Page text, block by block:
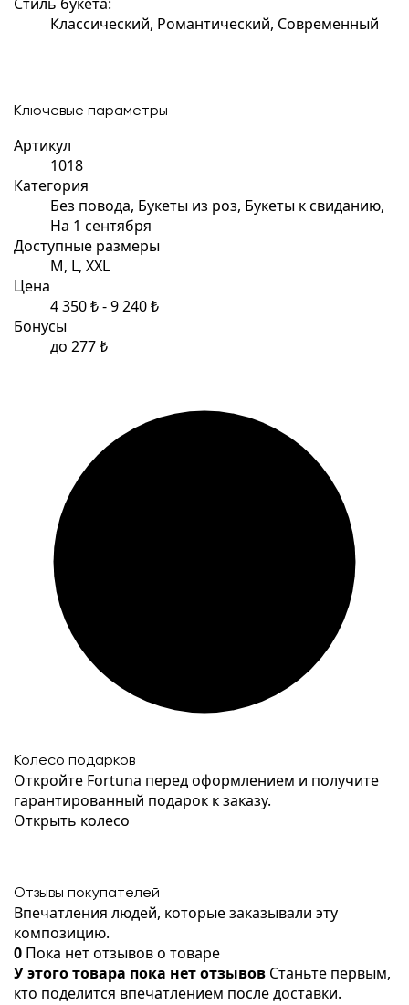
Классический, Романтический, Современный
Ключевые параметры
Артикул
1018
Категория
Без повода, Букеты из роз, Букеты к свиданию,
На 1 сентября
Доступные размеры
M, L, XXL
Цена
4 350 ₺ - 9 240 ₺
Бонусы
до 277 ₺
Колесо подарков
Откройте Fortuna перед оформлением и получите
гарантированный подарок к заказу.
Открыть колесо
Отзывы покупателей
Впечатления людей, которые заказывали эту
композицию.
0 Пока нет отзывов о товаре
У этого товара пока нет отзывов Станьте первым,
кто поделится впечатлением после доставки.